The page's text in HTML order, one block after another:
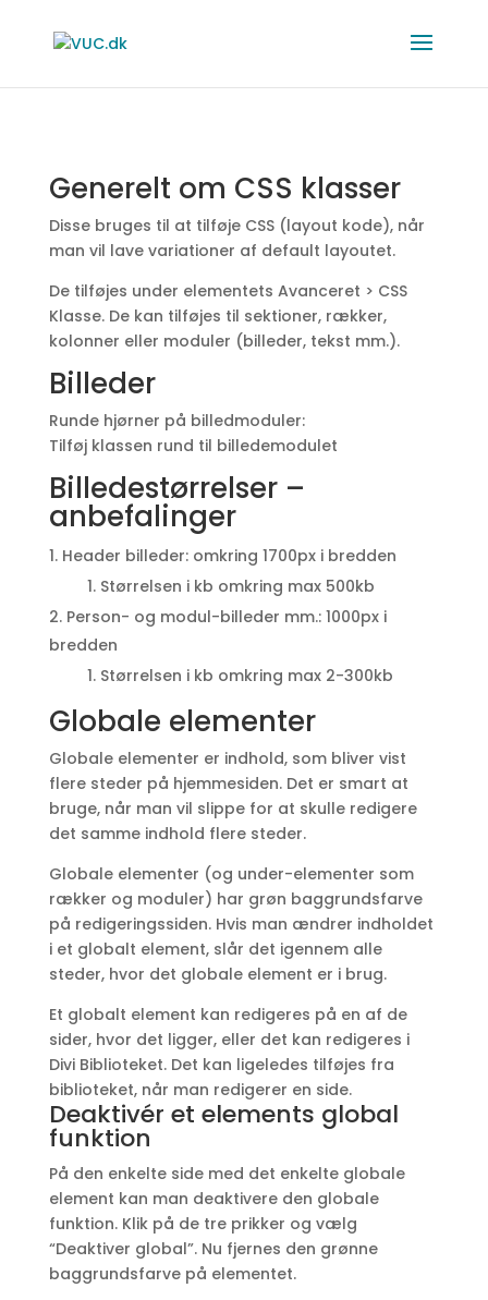
Generelt om CSS klasser
Disse bruges til at tilføje CSS (layout kode), når
man vil lave variationer af default layoutet.
De tilføjes under elementets Avanceret > CSS
Klasse. De kan tilføjes til sektioner, rækker,
kolonner eller moduler (billeder, tekst mm.).
Billeder
Runde hjørner på billedmoduler:
Tilføj klassen rund til billedemodulet
Billedestørrelser –
anbefalinger
Header billeder: omkring 1700px i bredden
Størrelsen i kb omkring max 500kb
Person- og modul-billeder mm.: 1000px i
bredden
Størrelsen i kb omkring max 2-300kb
Globale elementer
Globale elementer er indhold, som bliver vist
flere steder på hjemmesiden. Det er smart at
bruge, når man vil slippe for at skulle redigere
det samme indhold flere steder.
Globale elementer (og under-elementer som
rækker og moduler) har grøn baggrundsfarve
på redigeringssiden. Hvis man ændrer indholdet
i et globalt element, slår det igennem alle
steder, hvor det globale element er i brug.
Et globalt element kan redigeres på en af de
sider, hvor det ligger, eller det kan redigeres i
Divi Biblioteket. Det kan ligeledes tilføjes fra
biblioteket, når man redigerer en side.
Deaktivér et elements global
funktion
På den enkelte side med det enkelte globale
element kan man deaktivere den globale
funktion. Klik på de tre prikker og vælg
“Deaktiver global”. Nu fjernes den grønne
baggrundsfarve på elementet.